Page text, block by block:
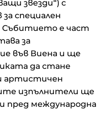
звезди“) с
специален
Събитието е част
за
във Виена и ще
да стане
артистичен
изпълнители ще
пред международна